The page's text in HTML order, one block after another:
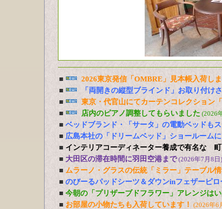
■
2026東京発信「OMBRE」見本帳入荷し
■
「両開きの縦型ブラインド」お取り付け
■
東京・代官山にてカーテンコレクション
■
店内のピアノ調整してもらいました (2026
■ ベッドブランド・「サータ」の電動ベッドも
■ 広島本社の「ドリームベッド」ショールーム
■ インテリアコーディネーター養成で有名な
■ 大田区の滞在時間に羽田空港まで(2026年7月8日)
■ ムラーノ・グラスの伝統「ミラー」テーブル
■ のびーるパッドシーツ＆ダウンinフェザーピ
■ 今朝の「プリザーブドフラワー」アレンジは
■ お部屋の小物たちも入荷しています！ (2026年6